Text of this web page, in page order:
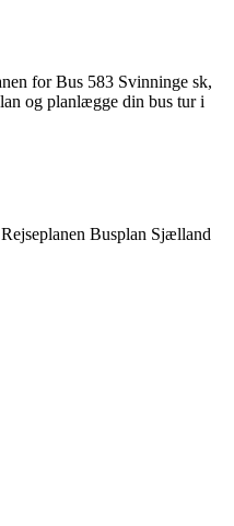
for Bus 583 Svinninge sk,
og planlægge din bus tur i
Rejseplanen Busplan Sjælland